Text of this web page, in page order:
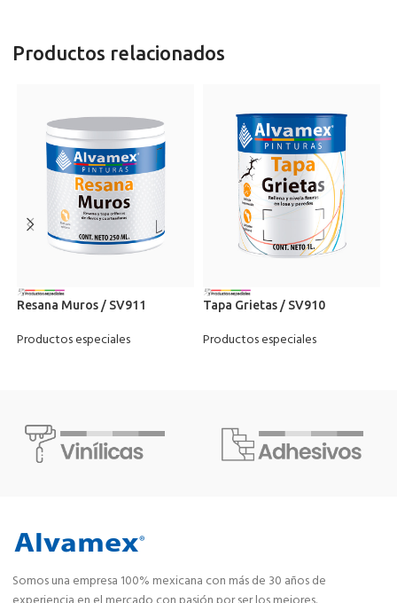
Productos relacionados
Resana Muros / SV911
Productos especiales
Tapa Grietas / SV910
Productos especiales
Somos una empresa 100% mexicana con más de 30 años de